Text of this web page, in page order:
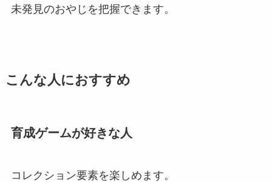
未発見のおやじを把握できます。
こんな人におすすめ
育成ゲームが好きな人
コレクション要素を楽しめます。